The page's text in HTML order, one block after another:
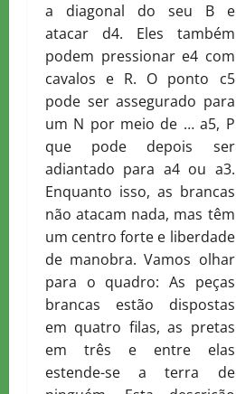
a diagonal do seu B e
atacar d4. Eles também
podem pressionar e4 com
cavalos e R. O ponto c5
pode ser assegurado para
um N por meio de … a5, P
que pode depois ser
adiantado para a4 ou a3.
Enquanto isso, as brancas
não atacam nada, mas têm
um centro forte e liberdade
de manobra. Vamos olhar
para o quadro: As peças
brancas estão dispostas
em quatro filas, as pretas
em três e entre elas
estende-se a terra de